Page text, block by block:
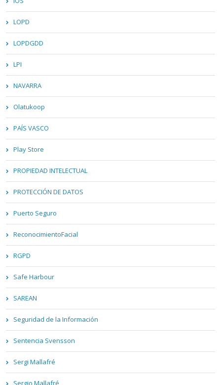
LOPD
LOPDGDD
LPI
NAVARRA
Olatukoop
PAÍS VASCO
Play Store
PROPIEDAD INTELECTUAL
PROTECCIÓN DE DATOS
Puerto Seguro
ReconocimientoFacial
RGPD
Safe Harbour
SAREAN
Seguridad de la Información
Sentencia Svensson
Sergi Mallafré
Sergio Mallafré